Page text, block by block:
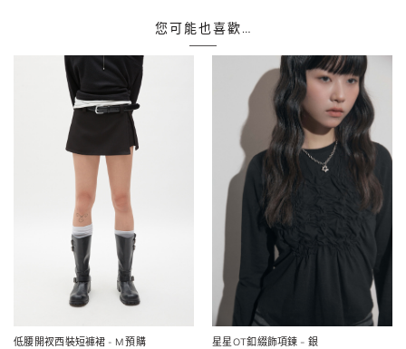
您可能也喜歡…
低腰開衩西裝短褲裙 - M 預購
星星OT釦綴飾項鍊 – 銀